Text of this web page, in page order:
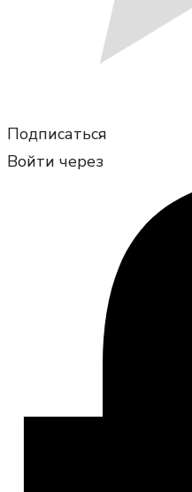
Подписаться
Войти через